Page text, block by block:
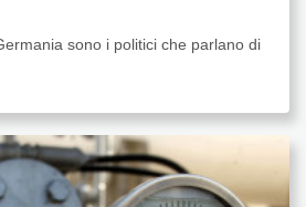
sono i politici che parlano di